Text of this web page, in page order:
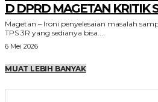
D DPRD MAGETAN KRITIK
Magetan – Ironi penyelesaian masalah
TPS 3R yang sedianya bisa...
6 Mei 2026
MUAT LEBIH BANYAK